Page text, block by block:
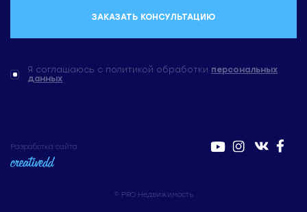
ЗАКАЗАТЬ КОНСУЛЬТАЦИЮ
Я соглашаюсь с политикой обработки персональных
данных
Разработка сайта
© PRO Недвижимость